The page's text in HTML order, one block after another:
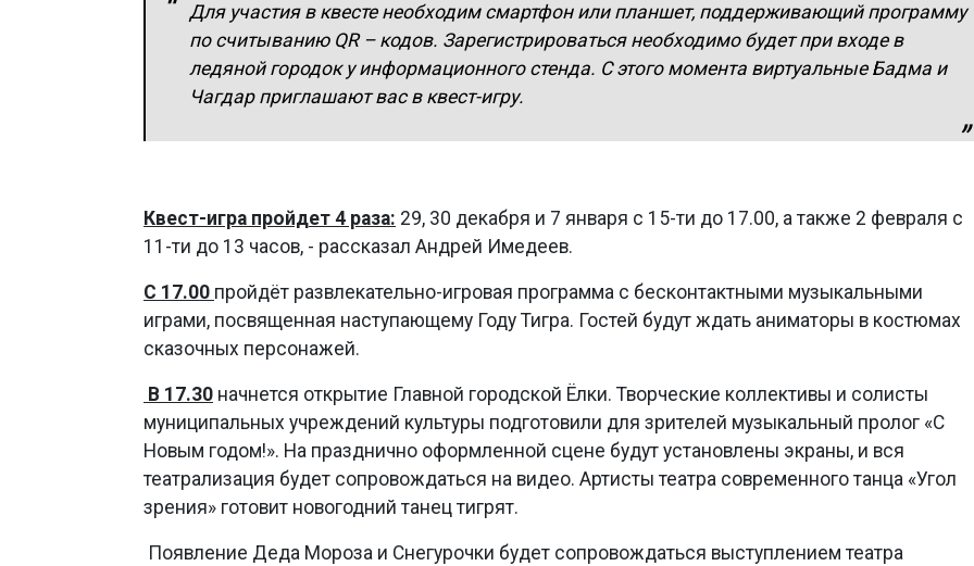
Для участия в квесте необходим смартфон или планшет, поддерживающий программу
по считыванию QR – кодов. Зарегистрироваться необходимо будет при входе в
ледяной городок у информационного стенда. С этого момента виртуальные Бадма и
Чагдар приглашают вас в квест-игру.
Квест-игра пройдет 4 раза: 29, 30 декабря и 7 января с 15-ти до 17.00, а также 2 февраля с
11-ти до 13 часов, - рассказал Андрей Имедеев.
С 17.00 пройдёт развлекательно-игровая программа с бесконтактными музыкальными
играми, посвященная наступающему Году Тигра. Гостей будут ждать аниматоры в костюмах
сказочных персонажей.
В 17.30 начнется открытие Главной городской Ёлки. Творческие коллективы и солисты
муниципальных учреждений культуры подготовили для зрителей музыкальный пролог «С
Новым годом!». На празднично оформленной сцене будут установлены экраны, и вся
театрализация будет сопровождаться на видео. Артисты театра современного танца «Угол
зрения» готовит новогодний танец тигрят.
Появление Деда Мороза и Снегурочки будет сопровождаться выступлением театра